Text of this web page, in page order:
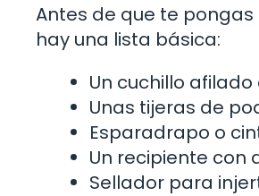
Antes de que te
hay una lista básica:
Un cuchillo
Unas tijeras de
Esparadrapo o
Un recipiente con
Sellador para